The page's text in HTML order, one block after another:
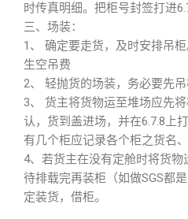
时传真明细。把柜号封签打进
三、场装：
1、 确定要走货，及时安排吊
生空吊费
2、 轻抛货的场装，务必要先
3、 货主将货物运至堆场应先
认，货到盖进场，并在6.7.8上
有几个柜应记录各个柜之货名、
4、若货主在没有定舱时将货物
待排载完再装柜（如做SGS都
定装货，借柜。